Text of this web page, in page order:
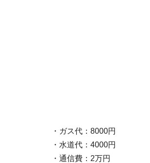
・ガス代：8000円
・水道代：4000円
・通信費：2万円